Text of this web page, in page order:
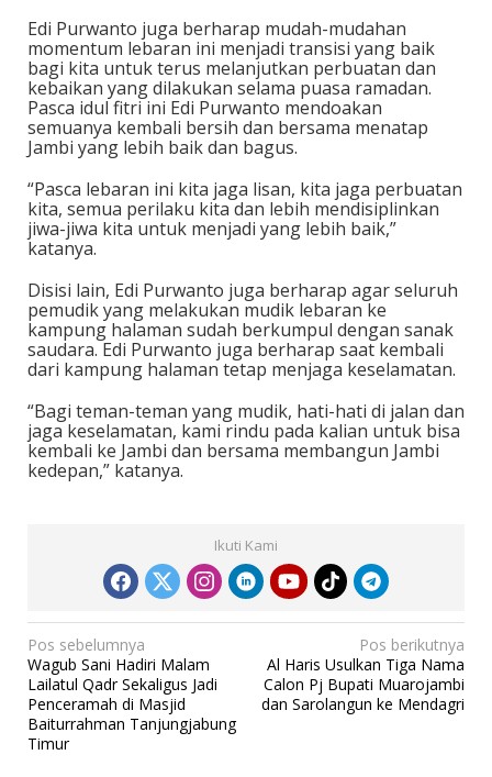
Edi Purwanto juga berharap mudah-mudahan
momentum lebaran ini menjadi transisi yang baik
bagi kita untuk terus melanjutkan perbuatan dan
kebaikan yang dilakukan selama puasa ramadan.
Pasca idul fitri ini Edi Purwanto mendoakan
semuanya kembali bersih dan bersama menatap
Jambi yang lebih baik dan bagus.
“Pasca lebaran ini kita jaga lisan, kita jaga perbuatan
kita, semua perilaku kita dan lebih mendisiplinkan
jiwa-jiwa kita untuk menjadi yang lebih baik,”
katanya.
Disisi lain, Edi Purwanto juga berharap agar seluruh
pemudik yang melakukan mudik lebaran ke
kampung halaman sudah berkumpul dengan sanak
saudara. Edi Purwanto juga berharap saat kembali
dari kampung halaman tetap menjaga keselamatan.
“Bagi teman-teman yang mudik, hati-hati di jalan dan
jaga keselamatan, kami rindu pada kalian untuk bisa
kembali ke Jambi dan bersama membangun Jambi
kedepan,” katanya.
Ikuti Kami
N
a
v
i
Pos sebelumnya
Wagub Sani Hadiri Malam
Lailatul Qadr Sekaligus Jadi
Penceramah di Masjid
Baiturrahman Tanjungjabung
Timur
Pos berikutnya
Al Haris Usulkan Tiga Nama
Calon Pj Bupati Muarojambi
dan Sarolangun ke Mendagri